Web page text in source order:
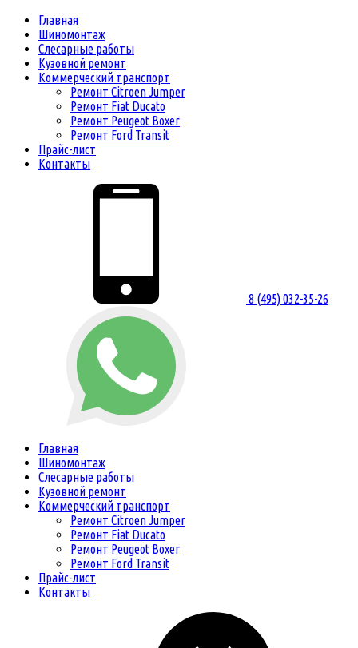
Главная
Шиномонтаж
Слесарные работы
Кузовной ремонт
Коммерческий транспорт
Ремонт Citroen Jumper
Ремонт Fiat Ducato
Ремонт Peugeot Boxer
Ремонт Ford Transit
Прайс-лист
Контакты
8 (495) 032-35-26
Главная
Шиномонтаж
Слесарные работы
Кузовной ремонт
Коммерческий транспорт
Ремонт Citroen Jumper
Ремонт Fiat Ducato
Ремонт Peugeot Boxer
Ремонт Ford Transit
Прайс-лист
Контакты